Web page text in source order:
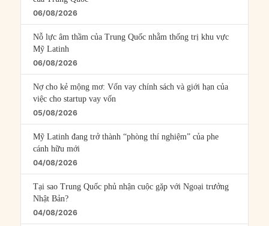
06/08/2026
Nỗ lực âm thầm của Trung Quốc nhằm thống trị khu vực
Mỹ Latinh
06/08/2026
Nợ cho kẻ mộng mơ: Vốn vay chính sách và giới hạn của
việc cho startup vay vốn
05/08/2026
Mỹ Latinh đang trở thành “phòng thí nghiệm” của phe
cánh hữu mới
04/08/2026
Tại sao Trung Quốc phủ nhận cuộc gặp với Ngoại trưởng
Nhật Bản?
04/08/2026